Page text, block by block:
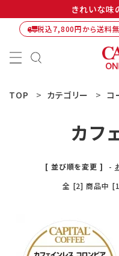
きれいな味
税込7,800円から送料
ACCOUNT MENU
ようこそ ゲスト 様
TOP カテゴリー コ
カフ
[ 並び順を変更 ] -
全 [2] 商品中